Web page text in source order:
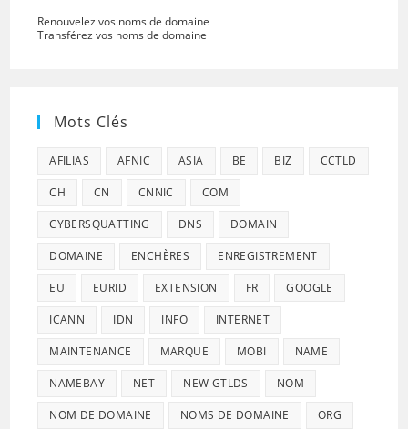
Renouvelez vos noms de domaine
Transférez vos noms de domaine
Mots Clés
AFILIAS AFNIC ASIA BE BIZ CCTLD
CH CN CNNIC COM
CYBERSQUATTING DNS DOMAIN
DOMAINE ENCHÈRES ENREGISTREMENT
EU EURID EXTENSION FR GOOGLE
ICANN IDN INFO INTERNET
MAINTENANCE MARQUE MOBI NAME
NAMEBAY NET NEW GTLDS NOM
NOM DE DOMAINE NOMS DE DOMAINE ORG